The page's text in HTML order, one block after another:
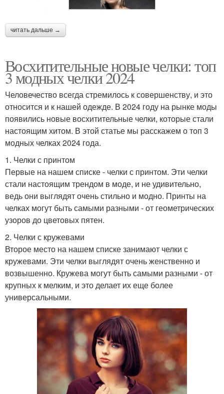
читать дальше →
Восхитительные новые челки: топ
3 модных челки 2024
Человечество всегда стремилось к совершенству, и это
относится и к нашей одежде. В 2024 году на рынке моды
появились новые восхитительные челки, которые стали
настоящим хитом. В этой статье мы расскажем о топ 3
модных челках 2024 года.
1. Челки с принтом
Первые на нашем списке - челки с принтом. Эти челки
стали настоящим трендом в моде, и не удивительно,
ведь они выглядят очень стильно и модно. Принты на
челках могут быть самыми разными - от геометрических
узоров до цветовых пятен.
2. Челки с кружевами
Второе место на нашем списке занимают челки с
кружевами. Эти челки выглядят очень женственно и
возвышенно. Кружева могут быть самыми разными - от
крупных к мелким, и это делает их еще более
универсальными.